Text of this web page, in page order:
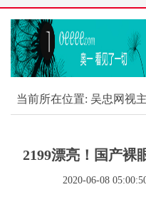
当前所在位置: 吴忠网视
2199漂亮！国产裸
2020-06-08